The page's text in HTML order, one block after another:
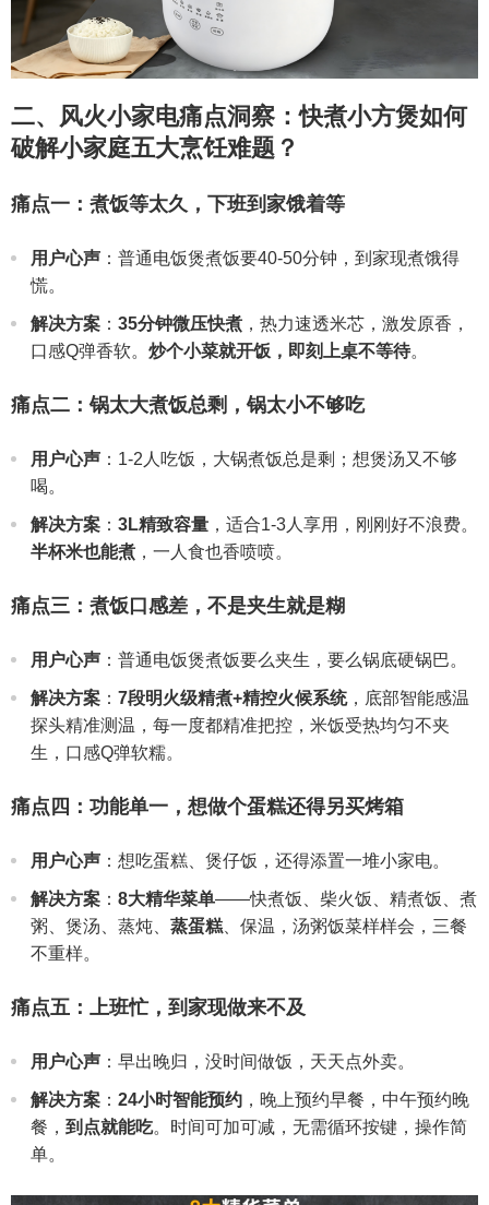
二、风火小家电痛点洞察：快煮小方煲如何
破解小家庭五大烹饪难题？
痛点一：煮饭等太久，下班到家饿着等
用户心声 ：普通电饭煲煮饭要40-50分钟，到家现煮饿得
慌。
解决方案 ： 35分钟微压快煮 ，热力速透米芯，激发原香，
口感Q弹香软。 炒个小菜就开饭，即刻上桌不等待。
痛点二：锅太大煮饭总剩，锅太小不够吃
用户心声 ：1-2人吃饭，大锅煮饭总是剩；想煲汤又不够
喝。
解决方案 ： 3L精致容量 ，适合1-3人享用，刚刚好不浪费。
半杯米也能煮 ，一人食也香喷喷。
痛点三：煮饭口感差，不是夹生就是糊
用户心声 ：普通电饭煲煮饭要么夹生，要么锅底硬锅巴。
解决方案 ： 7段明火级精煮+精控火候系统，底部智能感温
探头精准测温，每一度都精准把控，米饭受热均匀不夹
生，口感Q弹软糯。
痛点四：功能单一，想做个蛋糕还得另买烤箱
用户心声 ：想吃蛋糕、煲仔饭，还得添置一堆小家电。
解决方案 ： 8大精华菜单——快煮饭、柴火饭、精煮饭、煮
粥、煲汤、蒸炖、 蒸蛋糕 、保温，汤粥饭菜样样会，三餐
不重样。
痛点五：上班忙，到家现做来不及
用户心声 ：早出晚归，没时间做饭，天天点外卖。
解决方案 ： 24小时智能预约 ，晚上预约早餐，中午预约晚
餐， 到点就能吃。时间可加可减，无需循环按键，操作简
单。